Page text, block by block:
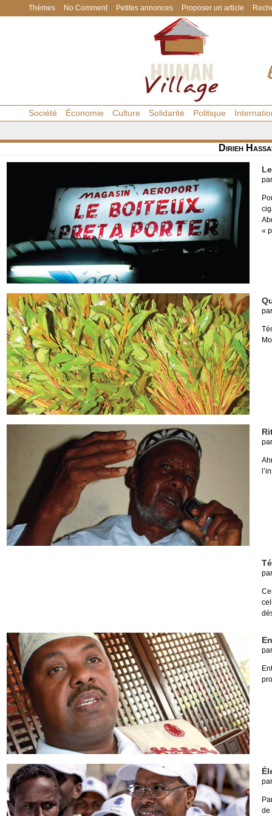
Thèmes No Comment Petites annonces Proposer un article
Société Économie Culture Solidarité Politique
Dirieh
«
de